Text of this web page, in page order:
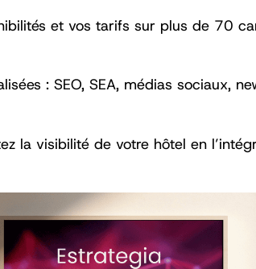
et vos tarifs sur plus de 70
: SEO, SEA, médias sociaux,
la visibilité de votre hôtel en